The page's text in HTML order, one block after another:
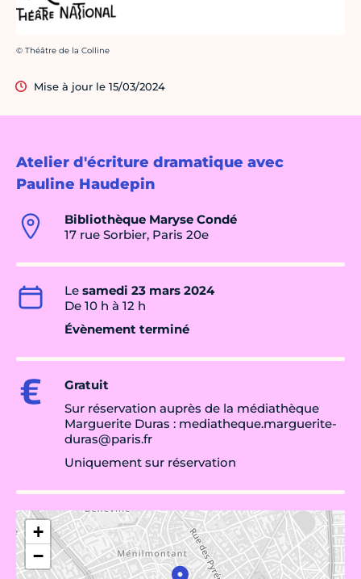
Atelier d'écriture dramatique avec
Pauline Haudepin
Bibliothèque Maryse Condé
17 rue Sorbier, Paris 20e
Le samedi 23 mars 2024
De 10 h à 12 h
Évènement terminé
Gratuit
Sur réservation auprès de la médiathèque
Marguerite Duras : mediatheque.marguerite-
duras@paris.fr
Uniquement sur réservation
+
−
Crédit photo :
© Théâtre de la Colline
Mise à jour le 15/03/2024